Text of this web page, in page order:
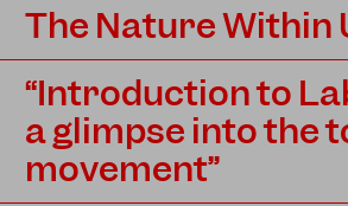
The Nature Within
“Introduction to
a glimpse into the
movement”